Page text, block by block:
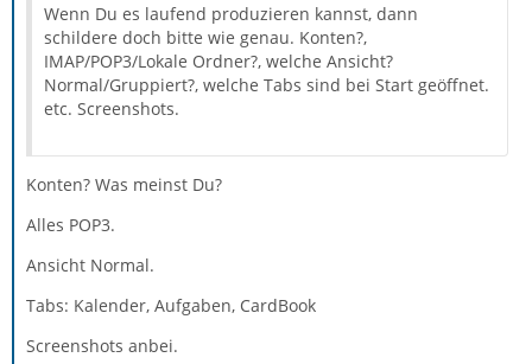
Wenn Du es laufend produzieren kannst, dann
schildere doch bitte wie genau. Konten?,
IMAP/POP3/Lokale Ordner?, welche Ansicht?
Normal/Gruppiert?, welche Tabs sind bei Start geöffnet.
etc. Screenshots.
Konten? Was meinst Du?
Alles POP3.
Ansicht Normal.
Tabs: Kalender, Aufgaben, CardBook
Screenshots anbei.